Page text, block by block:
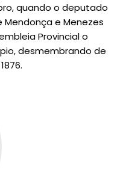
quando o deputado
e Menezes
Provincial o
desmembrando de